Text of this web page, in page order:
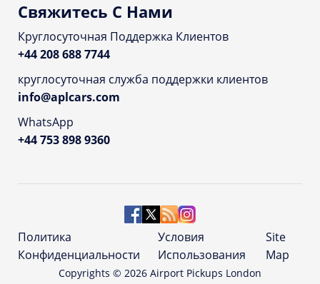
Свяжитесь С Нами
Круглосуточная Поддержка Клиентов
+44 208 688 7744
круглосуточная служба поддержки клиентов
info@aplcars.com
WhatsApp
+44 753 898 9360
Copyrights © 2026 Airport Pickups London
Политика
Конфиденциальности
Условия
Использования
Site
Map